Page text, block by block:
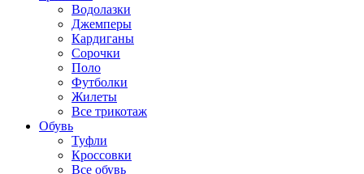
Водолазки
Джемперы
Кардиганы
Сорочки
Поло
Футболки
Жилеты
Все трикотаж
Обувь
Туфли
Кроссовки
Все обувь